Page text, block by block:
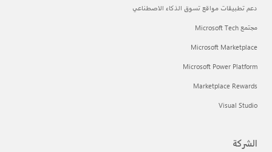
دعم تطبيقات مواقع تسوق الذكاء الاصطناعي
مجتمع Microsoft Tech
Microsoft Marketplace
Microsoft Power Platform
Marketplace Rewards
Visual Studio
الشركة